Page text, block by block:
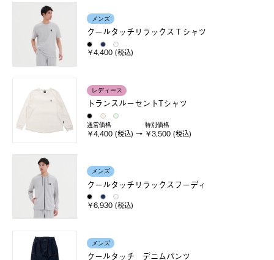
メンズ
クールタッチリラックスＴシャツ
￥4,400 (税込)
レディース
トランスルーセントTシャツ
通常価格
￥4,400 (税込)
特別価格
￥3,500 (税込)
メンズ
クールタッチリラックスフーディ
￥6,930 (税込)
メンズ
クールタッチ デニムパンツ